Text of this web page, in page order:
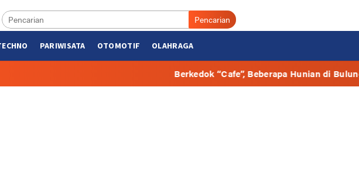
Pencarian
PARIWISATA OTOMOTIF OLAHRAGA
Berkedok “Cafe”, Beberapa Hunian di Bulungan Dijadikan